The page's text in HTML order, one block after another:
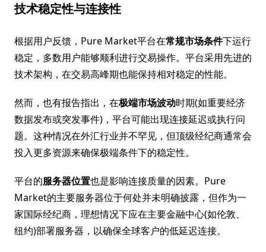
技术稳定性与连接性
根据用户反馈，Pure Market平台在常规市场条件下运行
稳定，多数用户能够顺利进行交易操作。平台采用先进的
技术架构，在交易高峰期也能保持相对稳定的性能。
然而，也有报告指出，在极端市场波动时期(如重要经济
数据发布或突发事件)，平台可能出现连接延迟或执行问
题。这种情况在外汇行业并不罕见，但顶级经纪商通常会
投入更多资源来确保极端条件下的稳定性。
平台的服务器位置也是影响连接质量的因素。Pure
Market的主要服务器位于何处并未明确披露，但作为一
家国际经纪商，理想情况下应在主要金融中心(如伦敦、
纽约)部署服务器，以确保全球客户的低延迟连接。